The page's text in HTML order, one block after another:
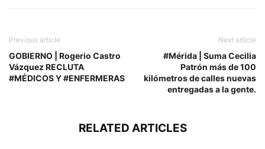
Previous article
GOBIERNO | Rogerio Castro
Vázquez RECLUTA
#MÉDICOS Y #ENFERMERAS
Next article
#Mérida | Suma Cecilia
Patrón más de 100
kilómetros de calles nuevas
entregadas a la gente.
RELATED ARTICLES